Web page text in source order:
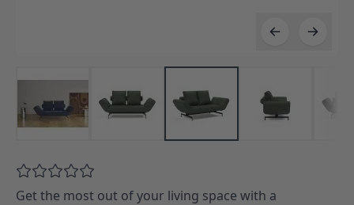
Get the most out of your living space with a